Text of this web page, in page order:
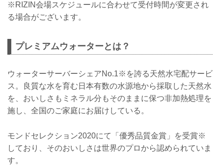
※RIZIN会場スケジュールに合わせて受付時間が変更され
る場合がございます。
プレミアムウォーターとは？
ウォーターサーバーシェアNo.1※を誇る天然水宅配サービ
ス。良質な水を育む日本有数の水源地から採取した天然水
を、おいしさもミネラル分もそのままに保つ非加熱処理を
施し、全国のご家庭にお届けしている。
モンドセレクション2020にて「優秀品質金賞」を受賞※
しており、そのおいしさは世界のプロから認められていま
す。